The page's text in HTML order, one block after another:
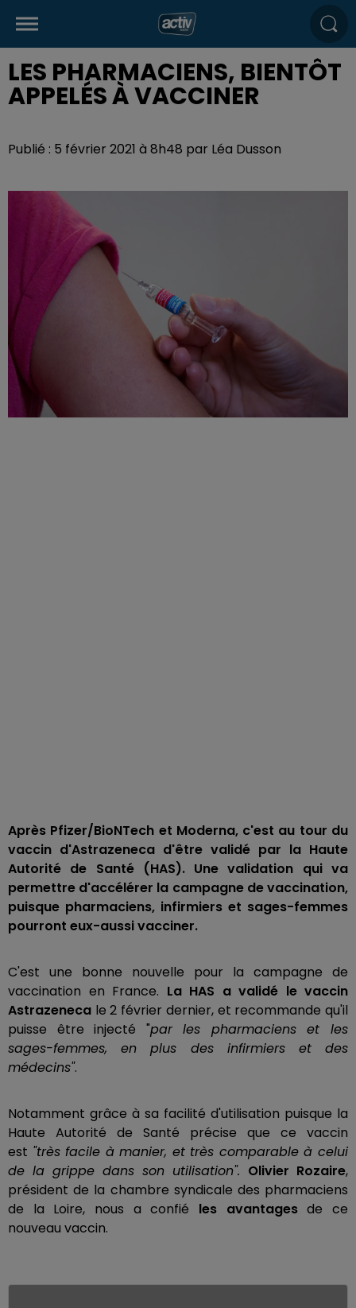
LES PHARMACIENS, BIENTÔT
APPELÉS À VACCINER
Publié : 5 février 2021 à 8h48 par Léa Dusson
Après Pfizer/BioNTech et Moderna, c'est au tour du
vaccin d'Astrazeneca d'être validé par la Haute
Autorité de Santé (HAS). Une validation qui va
permettre d'accélérer la campagne de vaccination,
puisque pharmaciens, infirmiers et sages-femmes
pourront eux-aussi vacciner.
C'est une bonne nouvelle pour la campagne de
vaccination en France. La HAS a validé le vaccin
Astrazeneca le 2 février dernier, et recommande qu'il
puisse être injecté "par les pharmaciens et les
sages-femmes, en plus des infirmiers et des
médecins".
Notamment grâce à sa facilité d'utilisation puisque la
Haute Autorité de Santé précise que ce vaccin
est "très facile à manier, et très comparable à celui
de la grippe dans son utilisation". Olivier Rozaire,
président de la chambre syndicale des pharmaciens
de la Loire, nous a confié les avantagesde ce
nouveau vaccin.